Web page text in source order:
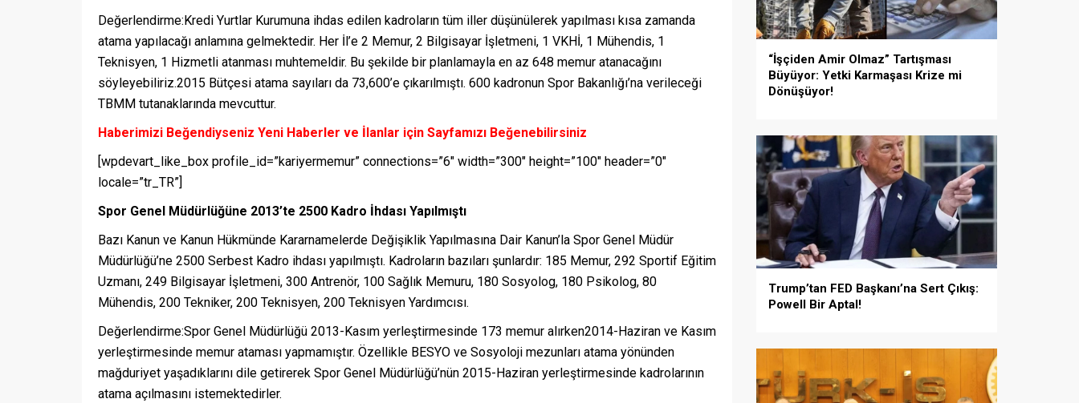
Değerlendirme:Kredi Yurtlar Kurumuna ihdas edilen kadroların tüm iller düşünülerek yapılması kısa zamanda
atama yapılacağı anlamına gelmektedir. Her İl’e 2 Memur, 2 Bilgisayar İşletmeni, 1 VKHİ, 1 Mühendis, 1
Teknisyen, 1 Hizmetli atanması muhtemeldir. Bu şekilde bir planlamayla en az 648 memur atanacağını
söyleyebiliriz.2015 Bütçesi atama sayıları da 73,600’e çıkarılmıştı. 600 kadronun Spor Bakanlığı’na verileceği
TBMM tutanaklarında mevcuttur.
Haberimizi Beğendiyseniz Yeni Haberler ve İlanlar için Sayfamızı Beğenebilirsiniz
[wpdevart_like_box profile_id=”kariyermemur” connections=”6″ width=”300″ height=”100″ header=”0″
locale=”tr_TR”]
Spor Genel Müdürlüğüne 2013’te 2500 Kadro İhdası Yapılmıştı
Bazı Kanun ve Kanun Hükmünde Kararnamelerde Değişiklik Yapılmasına Dair Kanun’la Spor Genel Müdür
Müdürlüğü’ne 2500 Serbest Kadro ihdası yapılmıştı. Kadroların bazıları şunlardır: 185 Memur, 292 Sportif Eğitim
Uzmanı, 249 Bilgisayar İşletmeni, 300 Antrenör, 100 Sağlık Memuru, 180 Sosyolog, 180 Psikolog, 80
Mühendis, 200 Tekniker, 200 Teknisyen, 200 Teknisyen Yardımcısı.
Değerlendirme:Spor Genel Müdürlüğü 2013-Kasım yerleştirmesinde 173 memur alırken2014-Haziran ve Kasım
yerleştirmesinde memur ataması yapmamıştır. Özellikle BESYO ve Sosyoloji mezunları atama yönünden
mağduriyet yaşadıklarını dile getirerek Spor Genel Müdürlüğü’nün 2015-Haziran yerleştirmesinde kadrolarının
atama açılmasını istemektedirler.
“İşçiden Amir Olmaz” Tartışması
Büyüyor: Yetki Karmaşası Krize mi
Dönüşüyor!
Trump’tan FED Başkanı’na Sert Çıkış:
Powell Bir Aptal!